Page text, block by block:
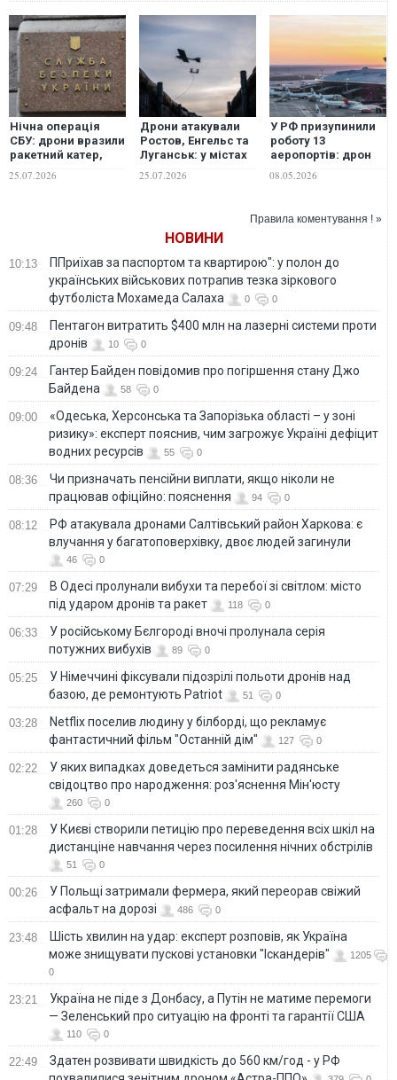
Нічна операція
СБУ: дрони вразили
ракетний катер,
вантажем та РЛС
25.07.2026
Дрони атакували
Ростов, Енгельс та
Луганськ: у містах
горить казарма
25.07.2026
У РФ призупинили
роботу 13
аеропортів: дрон
керування
08.05.2026
Правила коментування ! »
НОВИНИ
10:13
ППриїхав за паспортом та квартирою": у полон до
українських військових потрапив тезка зіркового
футболіста Мохамеда Салаха
0 0
09:48
Пентагон витратить $400 млн на лазерні системи проти
дронів
10 0
09:24
Гантер Байден повідомив про погіршення стану Джо
Байдена
58 0
09:00
«Одеська, Херсонська та Запорізька області – у зоні
ризику»: експерт пояснив, чим загрожує Україні дефіцит
водних ресурсів
55 0
08:36
Чи призначать пенсійни виплати, якщо ніколи не
працював офіційно: пояснення
94 0
08:12
РФ атакувала дронами Салтівський район Харкова: є
влучання у багатоповерхівку, двоє людей загинули
46 0
07:29
В Одесі пролунали вибухи та перебої зі світлом: місто
під ударом дронів та ракет
118 0
06:33
У російському Бєлгороді вночі пролунала серія
потужних вибухів
89 0
05:25
У Німеччині фіксували підозрілі польоти дронів над
базою, де ремонтують Patriot
51 0
03:28
Netflix поселив людину у білборді, що рекламує
фантастичний фільм "Останній дім"
127 0
02:22
У яких випадках доведеться замінити радянське
свідоцтво про народження: роз'яснення Мін'юсту
260 0
01:28
У Києві створили петицію про переведення всіх шкіл на
дистанціне навчання через посилення нічних обстрілів
51 0
00:26
У Польщі затримали фермера, який переорав свіжий
асфальт на дорозі
486 0
23:48
Шість хвилин на удар: експерт розповів, як Україна
може знищувати пускові установки "Іскандерів"
1205
0
23:21
Україна не піде з Донбасу, а Путін не матиме перемоги
— Зеленський про ситуацію на фронті та гарантії США
110 0
22:49
Здатен розвивати швидкість до 560 км/год - у РФ